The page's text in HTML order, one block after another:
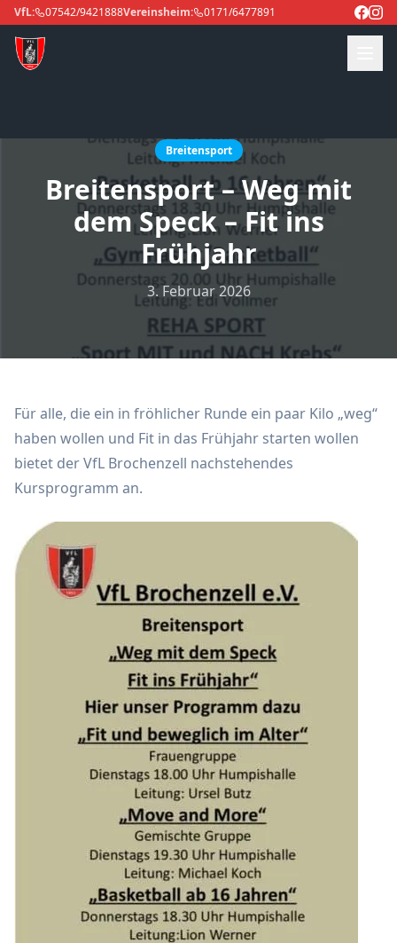
VfL: 07542/9421888Vereinsheim: 0171/6477891
Breitensport
Breitensport – Weg mit
dem Speck – Fit ins
Frühjahr
3. Februar 2026
Für alle, die ein in fröhlicher Runde ein paar Kilo „weg“
haben wollen und Fit in das Frühjahr starten wollen
bietet der VfL Brochenzell nachstehendes
Kursprogramm an.